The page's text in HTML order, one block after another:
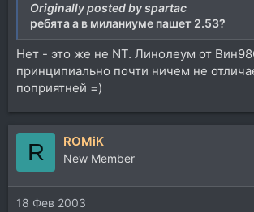
Originally posted by spartac
ребята а в миланиуме пашет 2.53?
Нет - это же не NT. Линолеум от
принципиально почти ничем не
поприятней =)
R ROMiK
New Member
18 Фев 2003